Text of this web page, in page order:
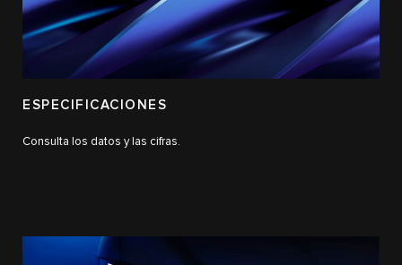
ESPECIFICACIONES
Consulta los datos y las cifras.